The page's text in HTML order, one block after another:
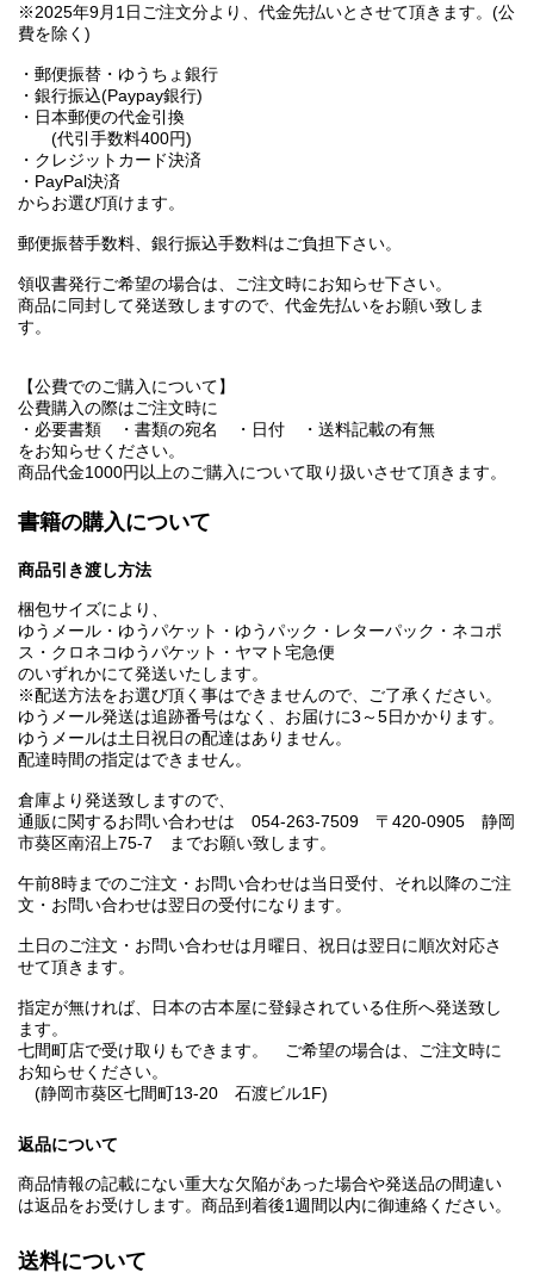
※2025年9月1日ご注文分より、代金先払いとさせて頂きます。(公
費を除く)
・郵便振替・ゆうちょ銀行
・銀行振込(Paypay銀行)
・日本郵便の代金引換
(代引手数料400円)
・クレジットカード決済
・PayPal決済
からお選び頂けます。
郵便振替手数料、銀行振込手数料はご負担下さい。
領収書発行ご希望の場合は、ご注文時にお知らせ下さい。
商品に同封して発送致しますので、代金先払いをお願い致しま
す。
【公費でのご購入について】
公費購入の際はご注文時に
・必要書類 ・書類の宛名 ・日付 ・送料記載の有無
をお知らせください。
商品代金1000円以上のご購入について取り扱いさせて頂きます。
書籍の購入について
商品引き渡し方法
梱包サイズにより、
ゆうメール・ゆうパケット・ゆうパック・レターパック・ネコポ
ス・クロネコゆうパケット・ヤマト宅急便
のいずれかにて発送いたします。
※配送方法をお選び頂く事はできませんので、ご了承ください。
ゆうメール発送は追跡番号はなく、お届けに3～5日かかります。
ゆうメールは土日祝日の配達はありません。
配達時間の指定はできません。
倉庫より発送致しますので、
通販に関するお問い合わせは 054-263-7509 〒420-0905 静岡
市葵区南沼上75-7 までお願い致します。
午前8時までのご注文・お問い合わせは当日受付、それ以降のご注
文・お問い合わせは翌日の受付になります。
土日のご注文・お問い合わせは月曜日、祝日は翌日に順次対応さ
せて頂きます。
指定が無ければ、日本の古本屋に登録されている住所へ発送致し
ます。
七間町店で受け取りもできます。 ご希望の場合は、ご注文時に
お知らせください。
(静岡市葵区七間町13-20 石渡ビル1F)
返品について
商品情報の記載にない重大な欠陥があった場合や発送品の間違い
は返品をお受けします。商品到着後1週間以内に御連絡ください。
送料について